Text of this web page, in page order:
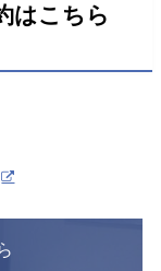
はこちら